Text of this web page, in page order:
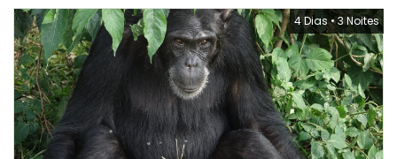
4 Dias •3 Noites